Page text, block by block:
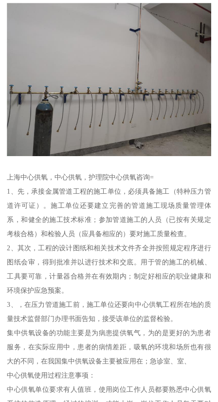
上海中心供氧，中心供氧，护理院中心供氧咨询=
1、先，承接金属管道工程的施工单位，必须具备施工（特种压力管
道许可证）。施工单位还要建立完善的管道施工现场质量管理体
系，和健全的施工技术标准；参加管道施工的人员（已按有关规定
考核合格）和检验人员（应具备相应的）要对施工质量检查。
2、其次，工程的设计图纸和相关技术文件齐全并按照规定程序进行
图纸会审，得到批准并以进行技术和交底。用于管的施工的机械、
工具要可靠，计量器合格并在有效期内；制定好相应的职业健康和
环境保护应急预案。
3、，在压力管道施工前，施工单位还要向中心供氧工程所在地的质
量技术监督部门办理书面告知，接受该单位的监督检验。
集中供氧设备的功能主要是为病患提供氧气，为的是更好的为患者
服务，在实际应用中，患者的病情差距，吸氧的环境和场所也有很
大的不同，在我国集中供氧设备主要被应用在；急诊室、室、
中心供氧使用过程注意事项：
中心供氧单位要求有人值班，使用岗位工作人员都要熟悉中心供氧